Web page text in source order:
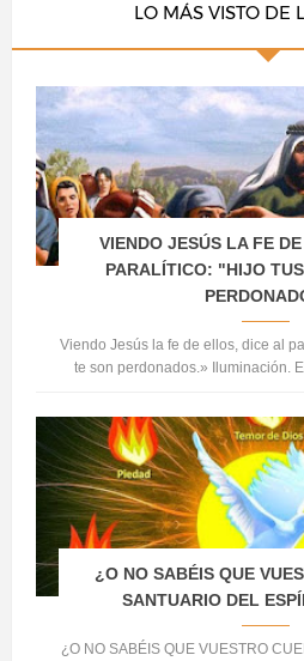
LO MÁS VISTO DE
VIENDO JESÚS LA FE
PARALÍTICO: "HIJO
Viendo Jesús la fe de ellos, dice al
te son perdonados.» Iluminación.
¿O NO SABÉIS QUE
SANTUARIO DEL
¿O NO SABÉIS QUE VUESTRO